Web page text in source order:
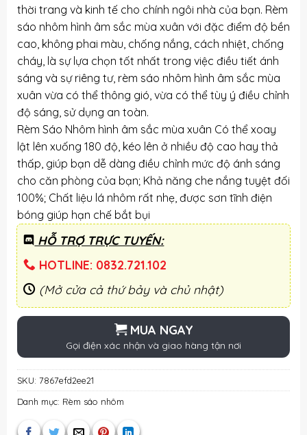
thời trang và kinh tế cho chính ngôi nhà của bạn. Rèm
sáo nhôm hình âm sắc mùa xuân với đặc điểm độ bền
cao, không phai màu, chống nắng, cách nhiệt, chống
cháy, là sự lựa chọn tốt nhất trong việc điều tiết ánh
sáng và sự riêng tư, rèm sáo nhôm hình âm sắc mùa
xuân vừa có thể thông gió, vừa có thể tùy ý điều chỉnh
độ sáng, sử dụng an toàn.
Rèm Sáo Nhôm hình âm sắc mùa xuân Có thể xoay
lật lên xuống 180 độ, kéo lên ở nhiều độ cao hay thả
thấp, giúp bạn dễ dàng điều chỉnh mức độ ánh sáng
cho căn phòng của bạn; Khả năng che nắng tuyệt đối
100%; Chất liệu lá nhôm rất nhẹ, được sơn tĩnh điện
bóng giúp hạn chế bắt bụi
HỖ TRỢ TRỰC TUYẾN:
HOTLINE: 0832.721.102
(Mở cửa cả thứ bảy và chủ nhật)
MUA NGAY
Gọi điện xác nhận và giao hàng tận nơi
SKU: 7867efd2ee21
Danh mục: Rèm sáo nhôm